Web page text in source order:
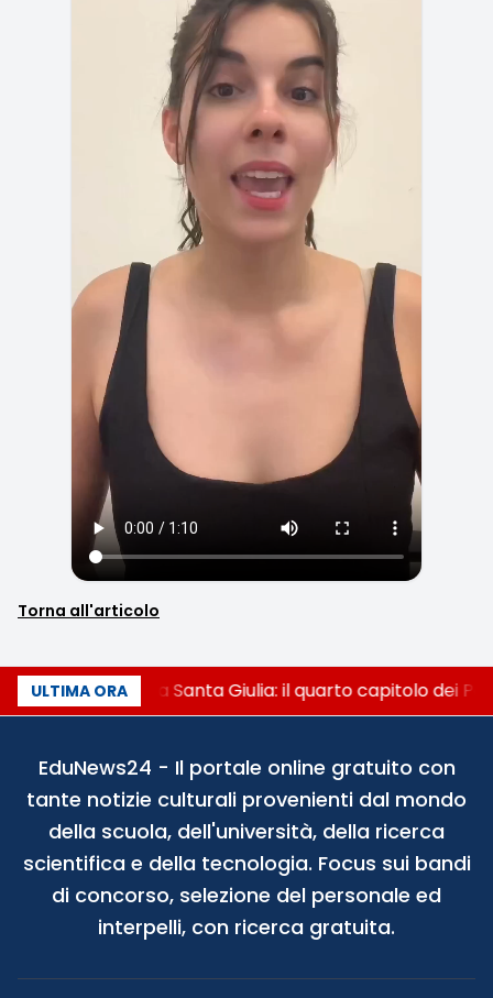
Torna all'articolo
ULTIMA ORA
Franca Ghitti a Santa Giulia: il quarto capitolo dei
EduNews24 - Il portale online gratuito con
tante notizie culturali provenienti dal mondo
della scuola, dell'università, della ricerca
scientifica e della tecnologia. Focus sui bandi
di concorso, selezione del personale ed
interpelli, con ricerca gratuita.